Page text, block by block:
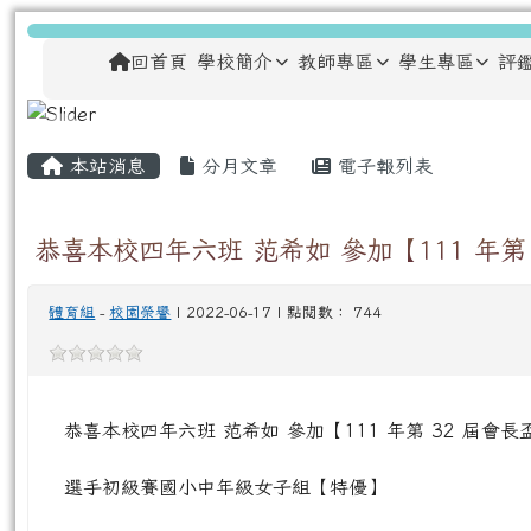
跳至主內容區
龍安國民小學
導覽列回首頁 學校簡介 教師專區 學生專區 評
主內容區域
本站消息 分月文章 電子報列表
恭喜本校四年六班 范希如 參加【111 年
體育組 -校園榮譽 | 2022-06-17 | 點閱數： 744
恭喜本校四年六班 范希如 參加【111 年第 32 屆會長
選手初級賽國小中年級女子組【特優】
頁尾區域